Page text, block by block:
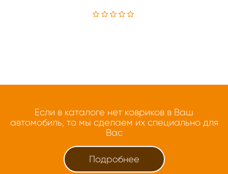
Если в каталоге нет ковриков в Ваш
автомобиль, то мы сделаем их специально для
Вас
Подробнее